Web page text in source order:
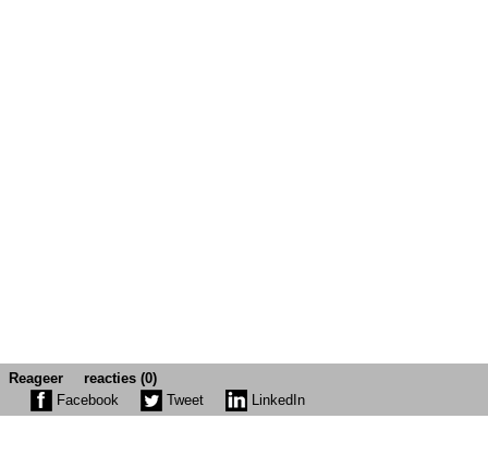
Reageer
reacties (0)
Facebook
Tweet LinkedIn